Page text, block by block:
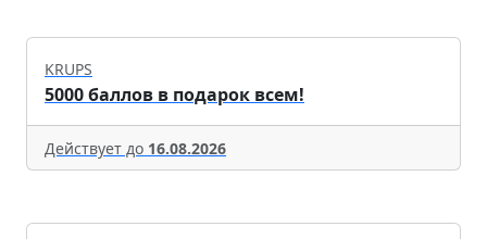
KRUPS
5000 баллов в подарок всем!
Действует до 16.08.2026